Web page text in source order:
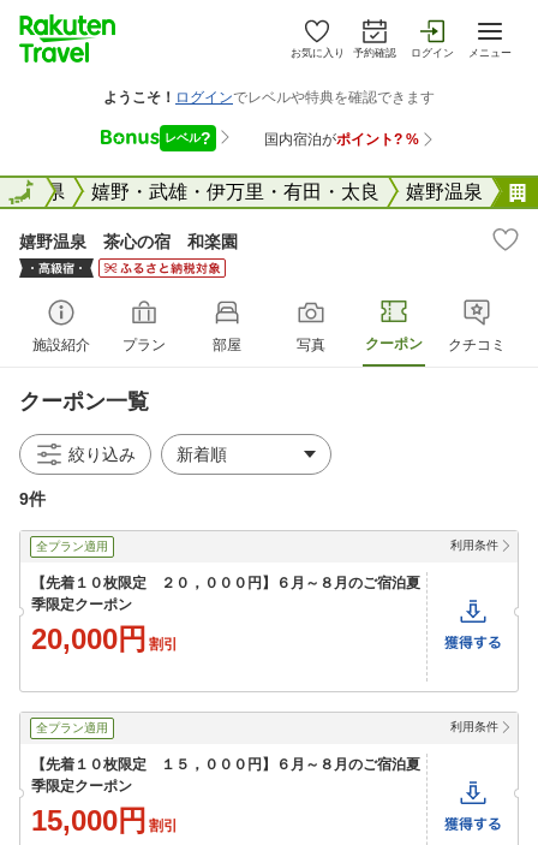
お気に入り 予約確認 ログイン メニュー
佐賀県 嬉野・武雄・伊万里・有田・太良 嬉野温泉
全国
嬉野温泉 茶心の宿 和楽園
施設紹介 プラン 部屋 写真 クーポン クチコミ
クーポン一覧
絞り込み
9件
利用条件
全プラン適用
【先着１０枚限定 ２０，０００円】６月～８月のご宿泊夏
季限定クーポン
20,000円 割引
利用条件
全プラン適用
【先着１０枚限定 １５，０００円】６月～８月のご宿泊夏
季限定クーポン
15,000円 割引